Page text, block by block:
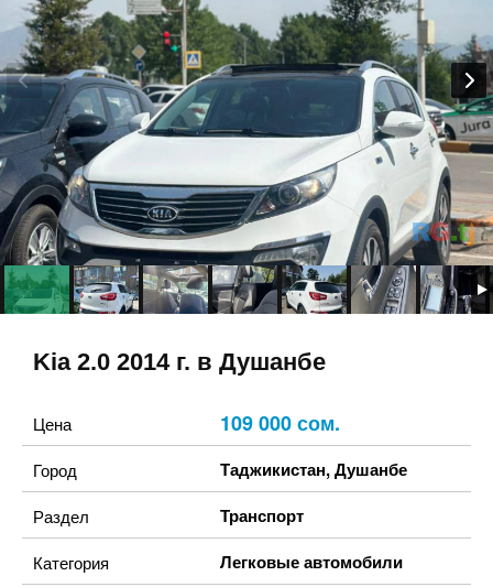
Kia 2.0 2014 г. в Душанбе
Цена 109 000 сом.
Город Таджикистан,Душанбе
Раздел Транспорт
Категория Легковые автомобили